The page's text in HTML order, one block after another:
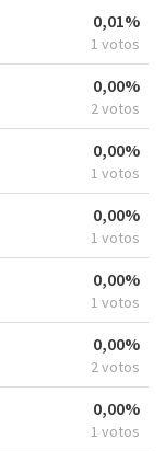
0,01%
1 votos
0,00%
2 votos
0,00%
1 votos
0,00%
1 votos
0,00%
1 votos
0,00%
2 votos
0,00%
1 votos